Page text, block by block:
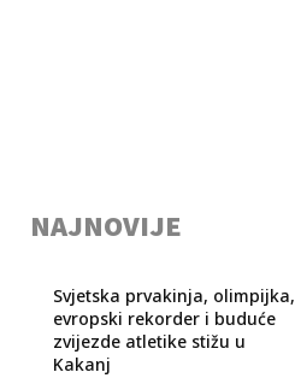
NAJNOVIJE
Svjetska prvakinja, olimpijka,
evropski rekorder i buduće
zvijezde atletike stižu u
Kakanj